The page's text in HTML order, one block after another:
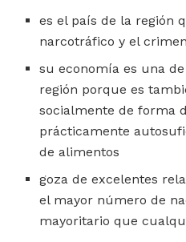
es el país de la región
narcotráfico y el
su economía es una
región porque es
socialmente de forma
prácticamente
de alimentos
goza de excelentes
el mayor número de
mayoritario que